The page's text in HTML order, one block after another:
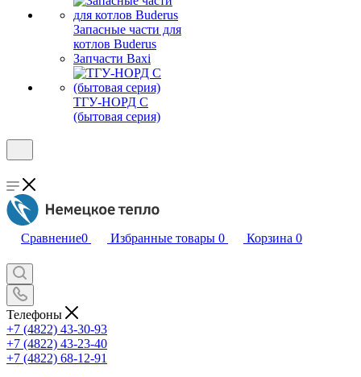
Запасные части для
котлов Buderus
Запчасти Baxi
ТГУ-НОРД С
(бытовая серия)
Сравнение0 Избранные товары 0 Корзина 0
Телефоны
+7 (4822) 43-30-93
+7 (4822) 43-23-40
+7 (4822) 68-12-91